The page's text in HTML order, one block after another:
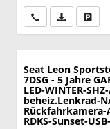
Wir rufen Sie an
PDF-
Seat Leon
7DSG - 5 Jahre
LED-WINTER-
beheiz.Lenkrad-
RDKS-Sunset-